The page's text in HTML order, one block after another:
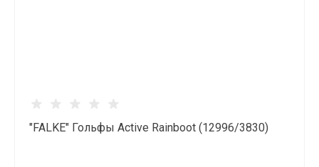
"FALKE" Гольфы Active Rainboot (12996/3830)